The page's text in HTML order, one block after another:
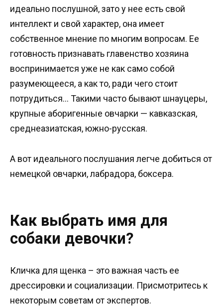
идеально послушной, зато у нее есть свой
интеллект и свой характер, она имеет
собственное мнение по многим вопросам. Ее
готовность признавать главенство хозяина
воспринимается уже не как само собой
разумеющееся, а как то, ради чего стоит
потрудиться… Такими часто бывают шнауцеры,
крупные аборигенные овчарки — кавказская,
среднеазиатская, южно-русская.
А вот идеального послушания легче добиться от
немецкой овчарки, лабрадора, боксера.
Как выбрать имя для
собаки девочки?
Кличка для щенка – это важная часть ее
дрессировки и социализации. Присмотритесь к
некоторым советам от экспертов.